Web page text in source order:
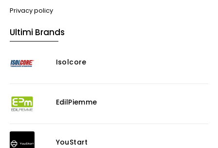
Privacy policy
Ultimi Brands
Isolcore
EdilPiemme
YouStart